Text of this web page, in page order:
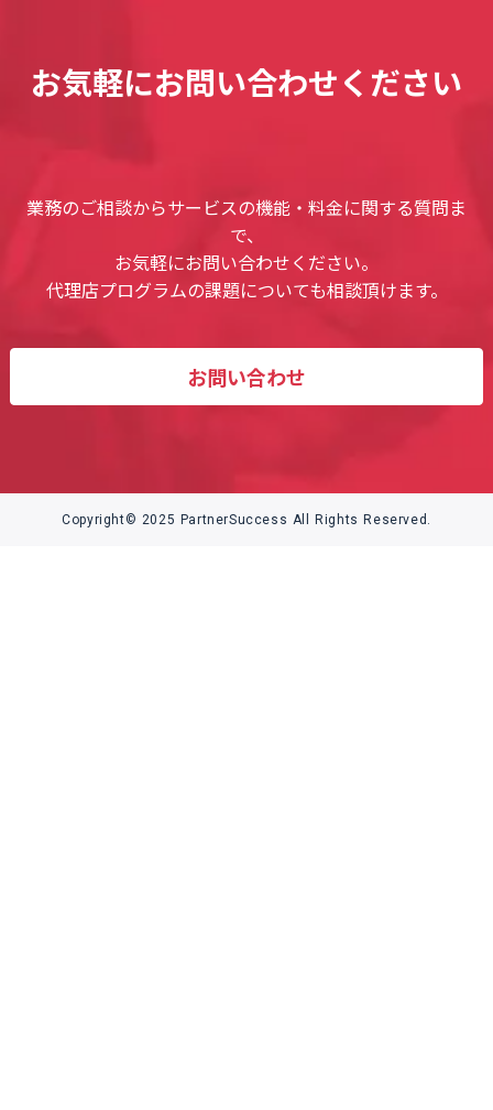
お気軽にお問い合わせください
業務のご相談からサービスの機能・料金に関する質問ま
で、
お気軽にお問い合わせください。
代理店プログラムの課題についても相談頂けます。
お問い合わせ
Copyright© 2025 PartnerSuccess All Rights Reserved.